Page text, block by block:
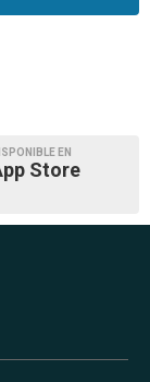
EN
Store